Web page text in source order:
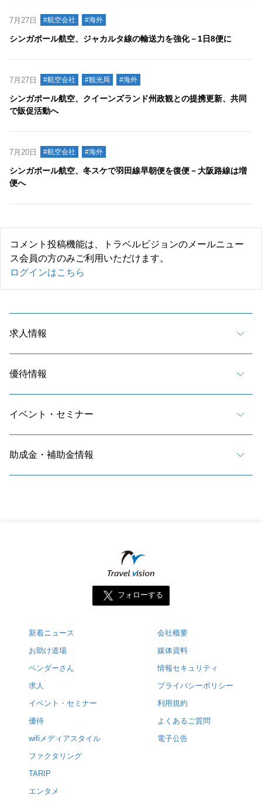
7月27日 #航空会社 #海外
シンガポール航空、ジャカルタ線の輸送力を強化－1日8便に
7月27日 #航空会社 #観光局 #海外
シンガポール航空、クイーンズランド州政観との提携更新、共同
で販促活動へ
7月20日 #航空会社 #海外
シンガポール航空、冬スケで羽田線早朝便を復便－大阪路線は増
便へ
コメント投稿機能は、トラベルビジョンのメールニュー
ス会員の方のみご利用いただけます。
ログインはこちら
求人情報
優待情報
イベント・セミナー
助成金・補助金情報
フォローする
新着ニュース
お助け道場
ベンダーさん
求人
イベント・セミナー
優待
wifiメディアスタイル
ファクタリング
TARIP
エンタメ
会社概要
媒体資料
情報セキュリティ
プライバシーポリシー
利用規約
よくあるご質問
電子公告